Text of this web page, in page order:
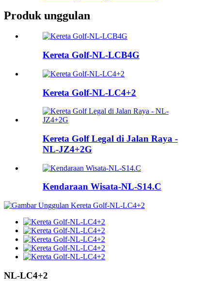
Produk unggulan
Kereta Golf-NL-LCB4G
Kereta Golf-NL-LC4+2
Kereta Golf Legal di Jalan Raya -
NL-JZ4+2G
Kendaraan Wisata-NL-S14.C
NL-LC4+2